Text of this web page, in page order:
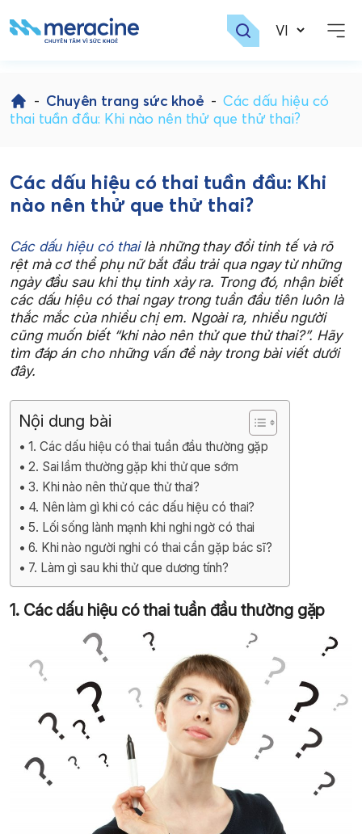
to
content
- Chuyên trang sức khoẻ - Các dấu hiệu có
thai tuần đầu: Khi nào nên thử que thử thai?
Các dấu hiệu có thai tuần đầu: Khi
nào nên thử que thử thai?
Các dấu hiệu có thailà những thay đổi tinh tế và rõ
rệt mà cơ thể phụ nữ bắt đầu trải qua ngay từ những
ngày đầu sau khi thụ tinh xảy ra. Trong đó, nhận biết
các dấu hiệu có thai ngay trong tuần đầu tiên luôn là
thắc mắc của nhiều chị em. Ngoài ra, nhiều người
cũng muốn biết “khi nào nên thử que thử thai?”. Hãy
tìm đáp án cho những vấn đề này trong bài viết dưới
đây.
Nội dung bài
1. Các dấu hiệu có thai tuần đầu thường gặp
2. Sai lầm thường gặp khi thử que sớm
3. Khi nào nên thử que thử thai?
4. Nên làm gì khi có các dấu hiệu có thai?
5. Lối sống lành mạnh khi nghi ngờ có thai
6. Khi nào người nghi có thai cần gặp bác sĩ?
7. Làm gì sau khi thử que dương tính?
1. Các dấu hiệu có thai tuần đầu thường gặp